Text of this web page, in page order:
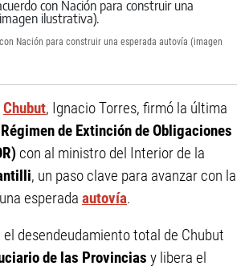
Nación para construir una esperada autovía (imagen
Chubut, Ignacio Torres, firmó la última
Régimen de Extinción de Obligaciones
con al ministro del Interior de la
, un paso clave para avanzar con la
esperada autovía.
desendeudamiento total de Chubut
de las Provincias y libera el